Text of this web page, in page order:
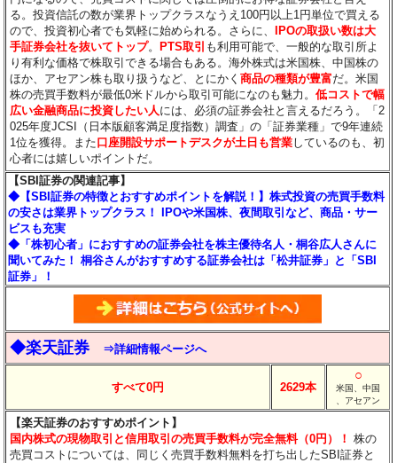
る。投資信託の数が業界トップクラスなうえ100円以上1円単位で買える
ので、投資初心者でも気軽に始められる。さらに、
IPOの取扱い数は大
手証券会社を抜いてトップ。 PTS取引 も利用可能で、一般的な取引所よ
り有利な価格で株取引できる場合もある。海外株式は米国株、中国株の
ほか、アセアン株も取り扱うなど、とにかく商品の種類が豊富だ。米国
株の売買手数料が最低0米ドルから取引可能になのも魅力。低コストで幅
広い金融商品に投資したい人には、必須の証券会社と言えるだろう。「2
025年度JCSI（日本版顧客満足度指数）調査」の「証券業種」で9年連続
1位を獲得。また口座開設サポートデスクが土日も営業しているのも、初
心者には嬉しいポイントだ。
【SBI証券の関連記事】
◆【SBI証券の特徴とおすすめポイントを解説！】株式投資の売買手数料
の安さは業界トップクラス！ IPOや米国株、夜間取引など、商品・サー
ビスも充実
◆「株初心者」におすすめの証券会社を株主優待名人・桐谷広人さんに
聞いてみた！ 桐谷さんがおすすめする証券会社は「松井証券」と「SBI
証券」！
◆楽天証券 ⇒詳細情報ページへ
すべて0円 2629本
○
米国、中国
、アセアン
【楽天証券のおすすめポイント】
国内株式の現物取引と信用取引の売買手数料が完全無料（0円）！ 株の
売買コストについては、同じく売買手数料無料を打ち出したSBI証券と